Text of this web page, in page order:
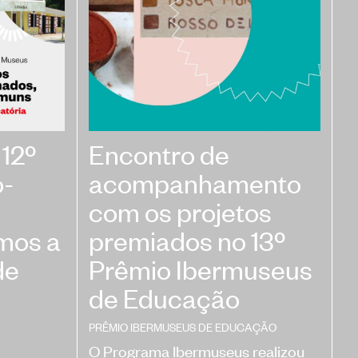
a
Encontro de
acompanhamento
com os projetos
premiados no 13º
Prêmio Ibermuseus
de Educação
PRÊMIO IBERMUSEUS DE EDUCAÇÃO
O Programa Ibermuseus realizou